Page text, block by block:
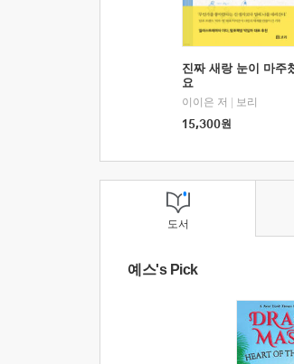
진짜 새랑 눈이 마주
요
이이은 저
보리
15,300원
도서
예스's Pick